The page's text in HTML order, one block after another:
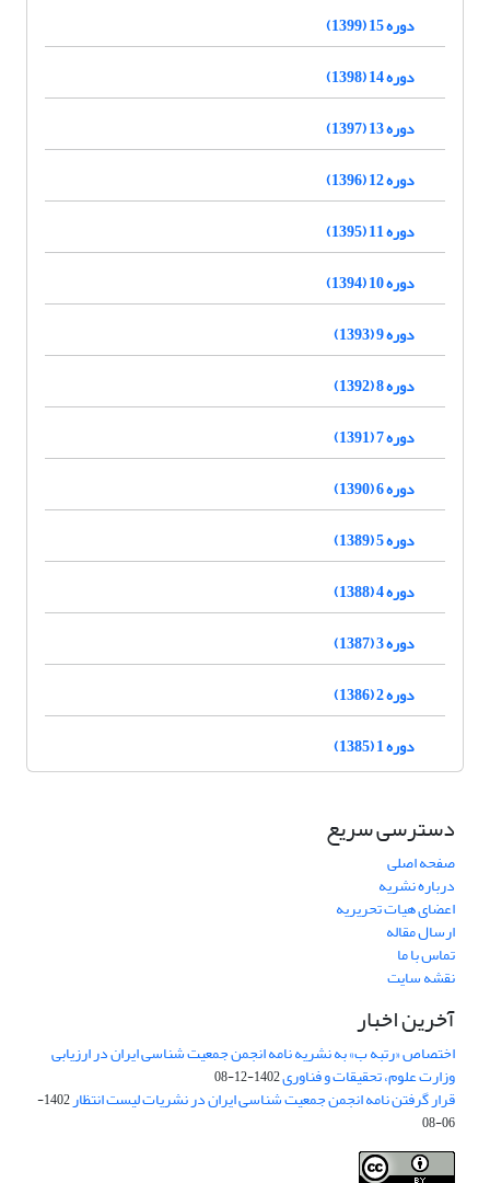
دوره 15 (1399)
دوره 14 (1398)
دوره 13 (1397)
دوره 12 (1396)
دوره 11 (1395)
دوره 10 (1394)
دوره 9 (1393)
دوره 8 (1392)
دوره 7 (1391)
دوره 6 (1390)
دوره 5 (1389)
دوره 4 (1388)
دوره 3 (1387)
دوره 2 (1386)
دوره 1 (1385)
دسترسی سریع
صفحه اصلی
درباره نشریه
اعضای هیات تحریریه
ارسال مقاله
تماس با ما
نقشه سایت
آخرین اخبار
اختصاص «رتبه ب» به نشریه نامه انجمن جمعیت شناسی ایران در ارزیابی
وزارت علوم، تحقیقات و فناوری1402-12-08
قرار گرفتن نامه انجمن جمعیت شناسی ایران در نشریات لیست انتظار
1402-
06-08